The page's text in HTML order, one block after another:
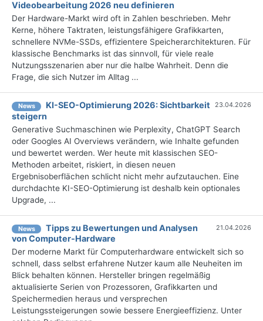
Videobearbeitung 2026 neu definieren
Der Hardware-Markt wird oft in Zahlen beschrieben. Mehr
Kerne, höhere Taktraten, leistungsfähigere Grafikkarten,
schnellere NVMe-SSDs, effizientere Speicherarchitekturen. Für
klassische Benchmarks ist das sinnvoll, für viele reale
Nutzungsszenarien aber nur die halbe Wahrheit. Denn die
Frage, die sich Nutzer im Alltag ...
News
KI-SEO-Optimierung 2026: Sichtbarkeit
steigern
23.04.2026
Generative Suchmaschinen wie Perplexity, ChatGPT Search
oder Googles AI Overviews verändern, wie Inhalte gefunden
und bewertet werden. Wer heute mit klassischen SEO-
Methoden arbeitet, riskiert, in diesen neuen
Ergebnisoberflächen schlicht nicht mehr aufzutauchen. Eine
durchdachte KI-SEO-Optimierung ist deshalb kein optionales
Upgrade, ...
News
Tipps zu Bewertungen und Analysen
von Computer-Hardware
21.04.2026
Der moderne Markt für Computerhardware entwickelt sich so
schnell, dass selbst erfahrene Nutzer kaum alle Neuheiten im
Blick behalten können. Hersteller bringen regelmäßig
aktualisierte Serien von Prozessoren, Grafikkarten und
Speichermedien heraus und versprechen
Leistungssteigerungen sowie bessere Energieeffizienz. Unter